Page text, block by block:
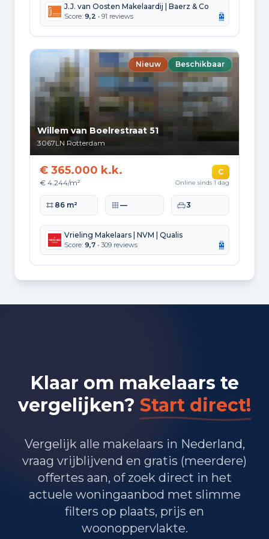
Hoekwoning
Gas: 871 • Elektriciteit: 2.792
Gas: 552 • Elektriciteit: 1.833
Koopwoning
Gas: 630 • Elektriciteit: 2.447
Appartement
Gas: 532 • Elektriciteit: 1.850
Tussenwoning
Gas: 780 • Elektriciteit: 2.711
Vrijstaande woning
Twee-onder-één-kap woning
Gas: 1.222 • Elektriciteit: 3.248
Bedrijvigheid in Rotterdam
(2025)
Zakelijke dienstverlening 27.830
Overheid, onderwijs en zorg 18.985
Landbouw, bosbouw en visserij 340
Vervoer, informatie en communicatie
Financiele diensten en onroerendgoed 3.525
Cultuur, recreatie en overige diensten
J.J. van Oosten Makelaardij | Baerz & Co
Score: 9,2 • 91 reviews
Nieuw Beschikbaar
Willem van Boelrestraat 51
3067LN Rotterdam
€ 365.000 k.k.
€ 4.244/m²
C
Online sinds 1 dag
Woonoppervlakte
86 m² Perceeloppervlakte
— Slaapkamers
3
Vrieling Makelaars | NVM | Qualis
Score: 9,7 • 309 reviews
Klaar om makelaars te
vergelijken? Start direct!
Vergelijk alle makelaars in Nederland,
vraag vrijblijvend en gratis (meerdere)
offertes aan, of zoek direct in het
actuele woningaanbod met slimme
filters op plaats, prijs en
woonoppervlakte.